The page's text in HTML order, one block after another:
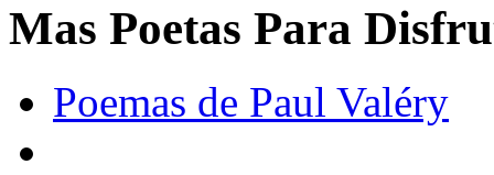
Mas Poetas Para
Poemas de Paul Valéry